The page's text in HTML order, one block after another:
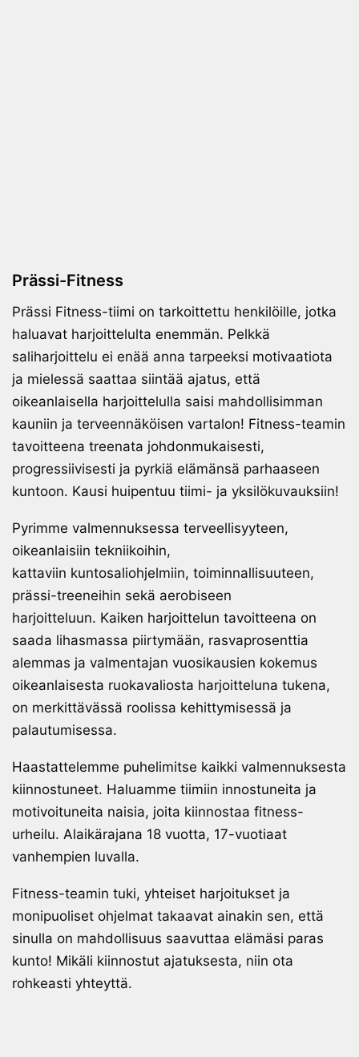
Prässi-Fitness
Prässi Fitness-tiimi on tarkoittettu henkilöille, jotka
haluavat harjoittelulta enemmän. Pelkkä
saliharjoittelu ei enää anna tarpeeksi motivaatiota
ja mielessä saattaa siintää ajatus, että
oikeanlaisella harjoittelulla saisi mahdollisimman
kauniin ja terveennäköisen vartalon! Fitness-teamin
tavoitteena treenata johdonmukaisesti,
progressiivisesti ja pyrkiä elämänsä parhaaseen
kuntoon. Kausi huipentuu tiimi- ja yksilökuvauksiin!
Pyrimme valmennuksessa terveellisyyteen,
oikeanlaisiin tekniikoihin,
kattaviin kuntosaliohjelmiin, toiminnallisuuteen,
prässi-treeneihin sekä aerobiseen
harjoitteluun. Kaiken harjoittelun tavoitteena on
saada lihasmassa piirtymään, rasvaprosenttia
alemmas ja valmentajan vuosikausien kokemus
oikeanlaisesta ruokavaliosta harjoitteluna tukena,
on merkittävässä roolissa kehittymisessä ja
palautumisessa.
Haastattelemme puhelimitse kaikki valmennuksesta
kiinnostuneet. Haluamme tiimiin innostuneita ja
motivoituneita naisia, joita kiinnostaa fitness-
urheilu. Alaikärajana 18 vuotta, 17-vuotiaat
vanhempien luvalla.
Fitness-teamin tuki, yhteiset harjoitukset ja
monipuoliset ohjelmat takaavat ainakin sen, että
sinulla on mahdollisuus saavuttaa elämäsi paras
kunto! Mikäli kiinnostut ajatuksesta, niin ota
rohkeasti yhteyttä.